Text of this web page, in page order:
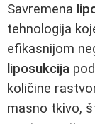
Savremena
tehnologija
efikasnijom
liposukcija
količine
masno tkivo,